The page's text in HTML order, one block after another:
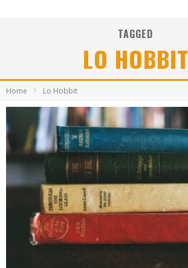
TAGGED
LO HOBBIT
Home Lo Hobbit